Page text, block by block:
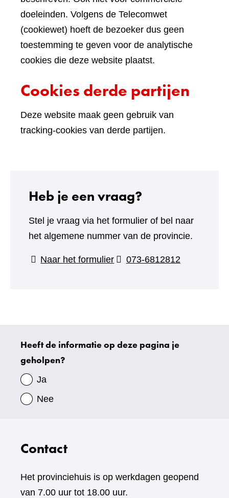
doeleinden. Volgens de Telecomwet
(cookiewet) hoeft de bezoeker dus geen
toestemming te geven voor de analytische
cookies die deze website plaatst.
Cookies derde partijen
Deze website maak geen gebruik van
tracking-cookies van derde partijen.
Heb je een vraag?
Stel je vraag via het formulier of bel naar
het algemene nummer van de provincie.
Naar het formulier(verwijst
073-6812812
Uw
gegevens
Heeft de informatie op deze pagina je
geholpen?
Ja
Nee
Contact
Het provinciehuis is op werkdagen geopend
van 7.00 uur tot 18.00 uur.